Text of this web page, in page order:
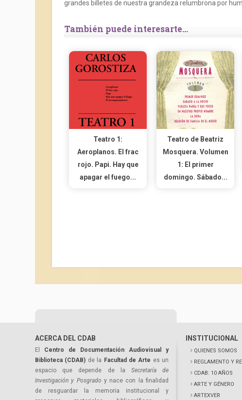
grandes billetes de nuestra grandeza relumbrona por
También puede interesarte...
Teatro 1:
Aeroplanos. El frac
rojo. Papi. Hay que
apagar el fuego...
Teatro de Beatriz
Mosquera. Volumen
1: El primer
domingo. Sábado...
ACERCA DEL CDAB
El Centro de Documentación Audiovisual y
Biblioteca (CDAB) de la Facultad de Arte es un
espacio que depende de la Secretaría de
Investigación y Posgrado y nace con la finalidad
de resguardar la memoria institucional y
INSTITUCIONAL
QUIENES SOMOS
REGLAMENTO Y
CDAB: 10 AÑOS
ARTE Y GÉNERO
ARTEXVER